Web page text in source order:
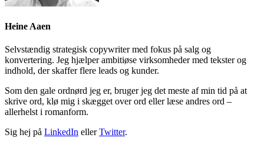
Heine Aaen
Selvstændig strategisk copywriter med fokus på salg og
konvertering. Jeg hjælper ambitiøse virksomheder med tekster og
indhold, der skaffer flere leads og kunder.
Som den gale ordnørd jeg er, bruger jeg det meste af min tid på at
skrive ord, klø mig i skægget over ord eller læse andres ord –
allerhelst i romanform.
Sig hej på LinkedIn ellerTwitter.